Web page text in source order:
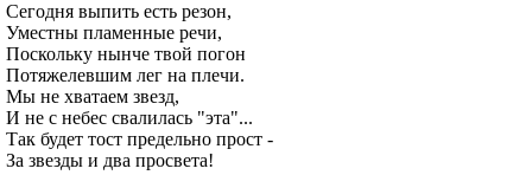
Сегодня выпить есть резон,
Уместны пламенные речи,
Поскольку нынче твой погон
Потяжелевшим лег на плечи.
Мы не хватаем звезд,
И не с небес свалилась "эта"...
Так будет тост предельно прост -
За звезды и два просвета!